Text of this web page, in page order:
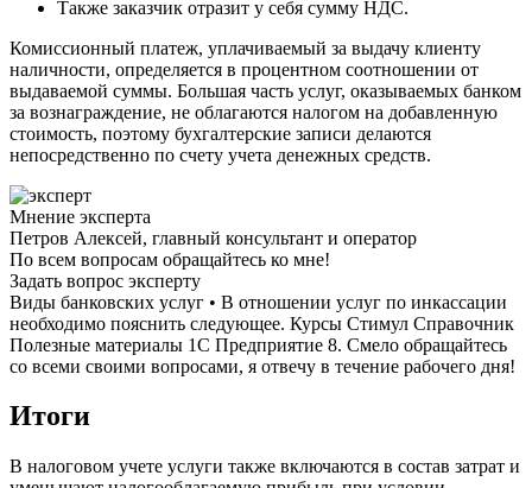
Также заказчик отразит у себя сумму НДС.
Комиссионный платеж, уплачиваемый за выдачу клиенту
наличности, определяется в процентном соотношении от
выдаваемой суммы. Большая часть услуг, оказываемых банком
за вознаграждение, не облагаются налогом на добавленную
стоимость, поэтому бухгалтерские записи делаются
непосредственно по счету учета денежных средств.
Мнение эксперта
Петров Алексей, главный консультант и оператор
По всем вопросам обращайтесь ко мне!
Задать вопрос эксперту
Виды банковских услуг • В отношении услуг по инкассации
необходимо пояснить следующее. Курсы Стимул Справочник
Полезные материалы 1С Предприятие 8. Смело обращайтесь
со всеми своими вопросами, я отвечу в течение рабочего дня!
Итоги
В налоговом учете услуги также включаются в состав затрат и